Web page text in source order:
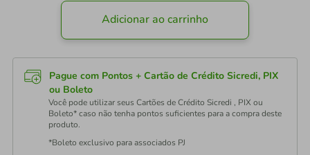
Adicionar ao carrinho
Pague com Pontos + Cartão de Crédito Sicredi, PIX
ou Boleto
Você pode utilizar seus Cartões de Crédito Sicredi , PIX ou
Boleto* caso não tenha pontos suficientes para a compra deste
produto.
*Boleto exclusivo para associados PJ